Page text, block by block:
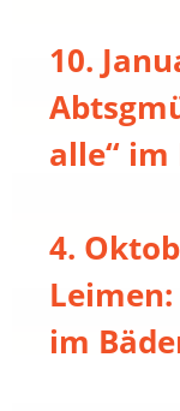
10.
alle“
4.
im